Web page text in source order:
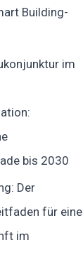
Building-
im
bis 2030
Der
für eine
im